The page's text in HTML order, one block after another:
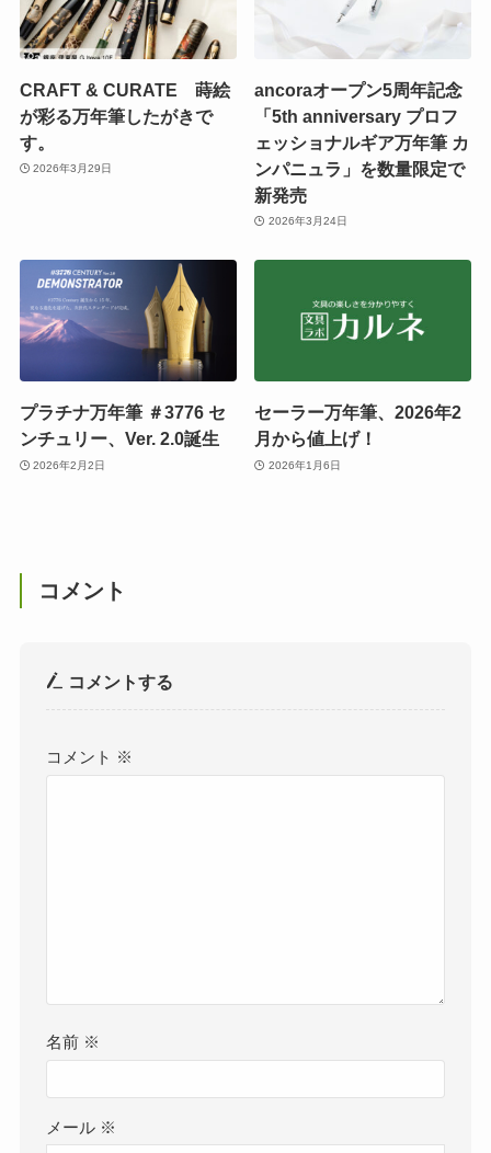
CRAFT & CURATE 蒔絵
が彩る万年筆したがきで
す。
2026年3月29日
ancoraオープン5周年記念
「5th anniversary プロフ
ェッショナルギア万年筆 カ
ンパニュラ」を数量限定で
新発売
2026年3月24日
プラチナ万年筆 ＃3776 セ
ンチュリー、Ver. 2.0誕生
2026年2月2日
セーラー万年筆、2026年2
月から値上げ！
2026年1月6日
コメント
コメントする
コメント ※
名前 ※
メール ※